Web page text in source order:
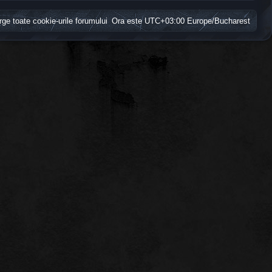
Ora este UTC+03:00 Europe/Bucharest
toate cookie-urile forumului